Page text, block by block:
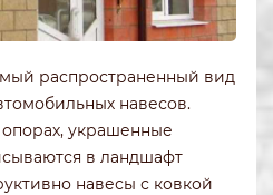
распространенный вид
навесов.
украшенные
в ландшафт
навесы с ковкой